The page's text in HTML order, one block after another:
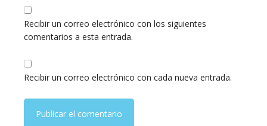
Recibir un correo electrónico con los siguientes
comentarios a esta entrada.
Recibir un correo electrónico con cada nueva entrada.